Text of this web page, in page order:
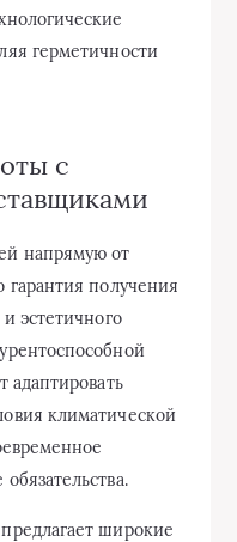
герметичности
с
напрямую от
получения
эстетичного
адаптировать
климатической
широкие